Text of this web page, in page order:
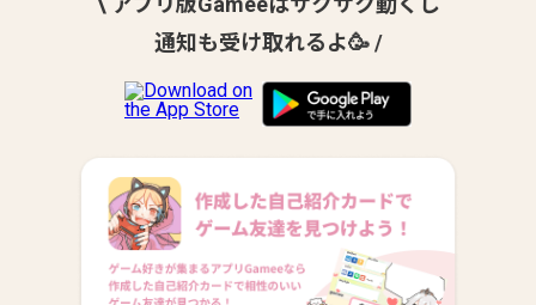
通知も受け取れるよ🥳 /